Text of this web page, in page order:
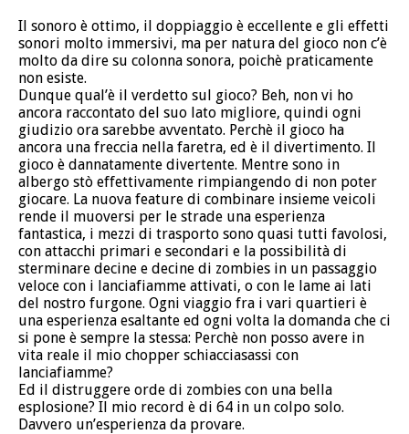
Il sonoro è ottimo, il doppiaggio è eccellente e gli effetti
sonori molto immersivi, ma per natura del gioco non c’è
molto da dire su colonna sonora, poichè praticamente
non esiste.
Dunque qual’è il verdetto sul gioco? Beh, non vi ho
ancora raccontato del suo lato migliore, quindi ogni
giudizio ora sarebbe avventato. Perchè il gioco ha
ancora una freccia nella faretra, ed è il divertimento. Il
gioco è dannatamente divertente. Mentre sono in
albergo stò effettivamente rimpiangendo di non poter
giocare. La nuova feature di combinare insieme veicoli
rende il muoversi per le strade una esperienza
fantastica, i mezzi di trasporto sono quasi tutti favolosi,
con attacchi primari e secondari e la possibilità di
sterminare decine e decine di zombies in un passaggio
veloce con i lanciafiamme attivati, o con le lame ai lati
del nostro furgone. Ogni viaggio fra i vari quartieri è
una esperienza esaltante ed ogni volta la domanda che ci
si pone è sempre la stessa: Perchè non posso avere in
vita reale il mio chopper schiacciasassi con
lanciafiamme?
Ed il distruggere orde di zombies con una bella
esplosione? Il mio record è di 64 in un colpo solo.
Davvero un’esperienza da provare.